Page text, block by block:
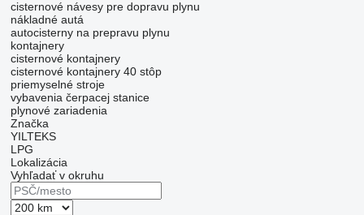
cisternové návesy pre dopravu plynu
nákladné autá
autocisterny na prepravu plynu
kontajnery
cisternové kontajnery
cisternové kontajnery 40 stôp
priemyselné stroje
vybavenia čerpacej stanice
plynové zariadenia
Značka
YILTEKS
LPG
Lokalizácia
Vyhľadať v okruhu